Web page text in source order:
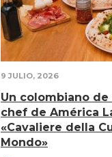
9 JULIO, 2026
Un colombiano
chef de América
«Cavaliere della
Mondo»